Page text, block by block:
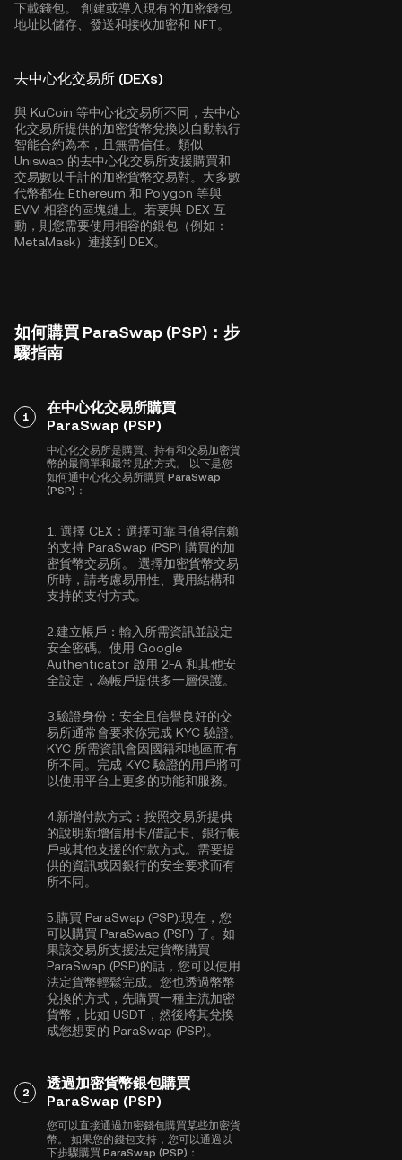
下載錢包。 創建或導入現有的加密錢包
地址以儲存、發送和接收加密和 NFT。
去中心化交易所 (DEXs)
與 KuCoin 等中心化交易所不同，去中心
化交易所提供的加密貨幣兌換以自動執行
智能合約為本，且無需信任。類似
Uniswap 的去中心化交易所支援購買和
交易數以千計的加密貨幣交易對。大多數
代幣都在 Ethereum 和 Polygon 等與
EVM 相容的區塊鏈上。若要與 DEX 互
動，則您需要使用相容的銀包（例如：
MetaMask）連接到 DEX。
如何購買 ParaSwap (PSP)：步
驟指南
1
在中心化交易所購買
ParaSwap (PSP)
中心化交易所是購買、持有和交易加密貨
幣的最簡單和最常見的方式。 以下是您
如何通中心化交易所購買 ParaSwap
(PSP)：
1. 選擇 CEX： 選擇可靠且值得信賴
的支持 ParaSwap (PSP) 購買的加
密貨幣交易所。 選擇加密貨幣交易
所時，請考慮易用性、費用結構和
支持的支付方式。
2. 建立帳戶： 輸入所需資訊並設定
安全密碼。使用 Google
Authenticator 啟用 2FA 和其他安
全設定，為帳戶提供多一層保護。
3.驗證身份： 安全且信譽良好的交
易所通常會要求你完成 KYC 驗證。
KYC 所需資訊會因國籍和地區而有
所不同。完成 KYC 驗證的用戶將可
以使用平台上更多的功能和服務。
4.新增付款方式： 按照交易所提供
的說明新增信用卡/借記卡、銀行帳
戶或其他支援的付款方式。需要提
供的資訊或因銀行的安全要求而有
所不同。
5. 購買 ParaSwap (PSP):現在，您
可以購買 ParaSwap (PSP) 了。如
果該交易所支援法定貨幣購買
ParaSwap (PSP)的話，您可以使用
法定貨幣輕鬆完成。您也透過幣幣
兌換的方式，先購買一種主流加密
貨幣，比如 USDT ，然後將其兌換
成您想要的 ParaSwap (PSP)。
2
透過加密貨幣銀包購買
ParaSwap (PSP)
您可以直接通過加密錢包購買某些加密貨
幣。 如果您的錢包支持，您可以通過以
下步驟購買 ParaSwap (PSP)：